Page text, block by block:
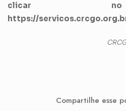
clicar
https://
Compartilhe esse